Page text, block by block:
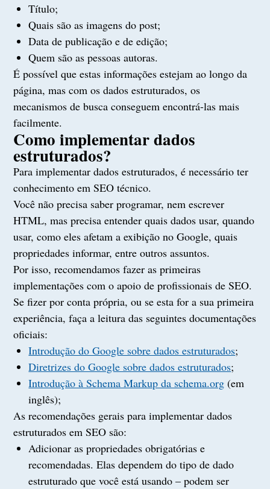
Título;
Quais são as imagens do post;
Data de publicação e de edição;
Quem são as pessoas autoras.
É possível que estas informações estejam ao longo da
página, mas com os dados estruturados, os
mecanismos de busca conseguem encontrá-las mais
facilmente.
Como implementar dados
estruturados?
Para implementar dados estruturados, é necessário ter
conhecimento em SEO técnico.
Você não precisa saber programar, nem escrever
HTML, mas precisa entender quais dados usar, quando
usar, como eles afetam a exibição no Google, quais
propriedades informar, entre outros assuntos.
Por isso, recomendamos fazer as primeiras
implementações com o apoio de profissionais de SEO.
Se fizer por conta própria, ou se esta for a sua primeira
experiência, faça a leitura das seguintes documentações
oficiais:
Introdução do Google sobre dados estruturados;
Diretrizes do Google sobre dados estruturados;
Introdução à Schema Markup da schema.org (em
inglês);
As recomendações gerais para implementar dados
estruturados em SEO são:
Adicionar as propriedades obrigatórias e
recomendadas. Elas dependem do tipo de dado
estruturado que você está usando – podem ser